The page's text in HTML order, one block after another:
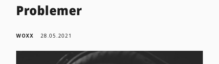
Problemer
WOXX 28.05.2021